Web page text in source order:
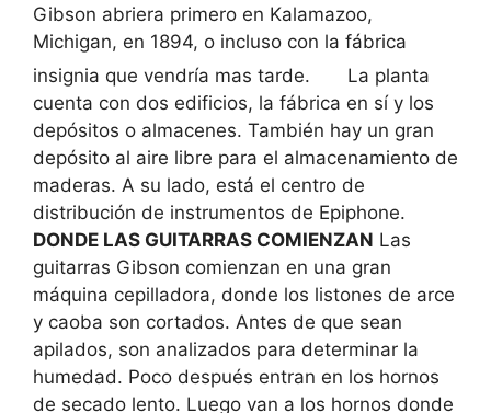
Gibson abriera primero en Kalamazoo,
Michigan, en 1894, o incluso con la fábrica
insignia que vendría mas tarde.
La planta
cuenta con dos edificios, la fábrica en sí y los
depósitos o almacenes. También hay un gran
depósito al aire libre para el almacenamiento de
maderas. A su lado, está el centro de
distribución de instrumentos de Epiphone.
DONDE LAS GUITARRAS COMIENZAN Las
guitarras Gibson comienzan en una gran
máquina cepilladora, donde los listones de arce
y caoba son cortados. Antes de que sean
apilados, son analizados para determinar la
humedad. Poco después entran en los hornos
de secado lento. Luego van a los hornos donde